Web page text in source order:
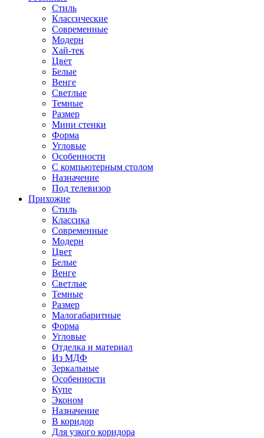
Стиль
Классические
Современные
Модерн
Хай-тек
Цвет
Белые
Венге
Светлые
Темные
Размер
Мини стенки
Форма
Угловые
Особенности
С компьютерным столом
Назначение
Под телевизор
Прихожие
Стиль
Классика
Современные
Модерн
Цвет
Белые
Венге
Светлые
Темные
Размер
Малогабаритные
Форма
Угловые
Отделка и материал
Из МДФ
Зеркальные
Особенности
Купе
Эконом
Назначение
В коридор
Для узкого коридора